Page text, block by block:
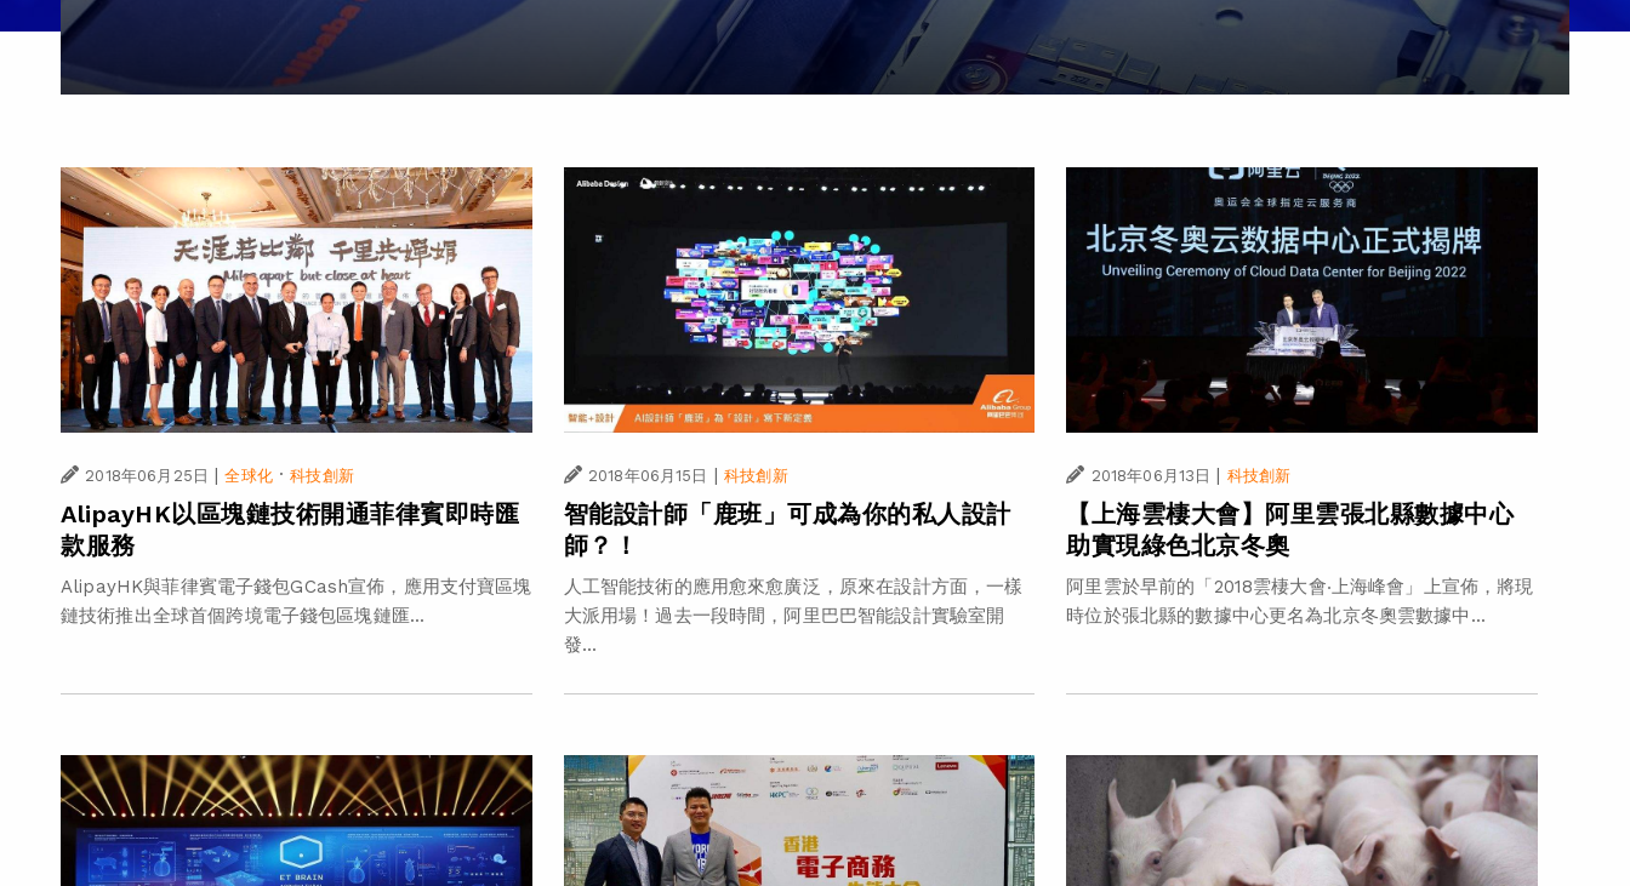
2018年06月25日 | 全球化·科技創新
AlipayHK以區塊鏈技術開通菲律賓即時匯
款服務
AlipayHK與菲律賓電子錢包GCash宣佈，應用支付寶區塊
鏈技術推出全球首個跨境電子錢包區塊鏈匯...
2018年06月15日 | 科技創新
智能設計師「鹿班」可成為你的私人設計
師？！
人工智能技術的應用愈來愈廣泛，原來在設計方面，一樣
大派用場！過去一段時間，阿里巴巴智能設計實驗室開
發...
2018年06月13日 | 科技創新
【上海雲棲大會】阿里雲張北縣數據中心
助實現綠色北京冬奧
阿里雲於早前的「2018雲棲大會‧上海峰會」上宣佈，將現
時位於張北縣的數據中心更名為北京冬奧雲數據中...